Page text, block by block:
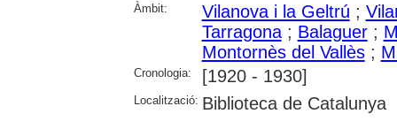
Àmbit: Vilanova i la Geltrú ;
Tarragona; Balaguer;
Montornès del Vallès;
Cronologia: [1920 - 1930]
Localització: Biblioteca de Catalunya